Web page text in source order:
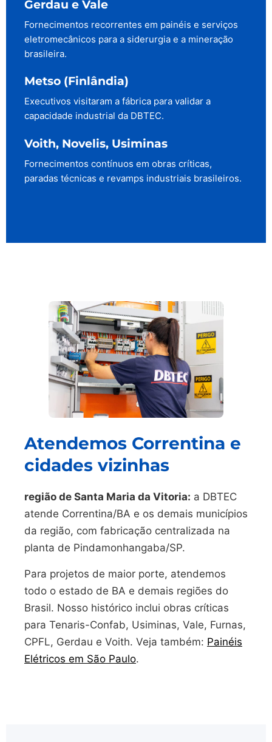
Gerdau e Vale
Fornecimentos recorrentes em painéis e serviços
eletromecânicos para a siderurgia e a mineração
brasileira.
Metso (Finlândia)
Executivos visitaram a fábrica para validar a
capacidade industrial da DBTEC.
Voith, Novelis, Usiminas
Fornecimentos contínuos em obras críticas,
paradas técnicas e revamps industriais brasileiros.
Atendemos Correntina e
cidades vizinhas
região de Santa Maria da Vitoria: a DBTEC
atende Correntina/BA e os demais municípios
da região, com fabricação centralizada na
planta de Pindamonhangaba/SP.
Para projetos de maior porte, atendemos
todo o estado de BA e demais regiões do
Brasil. Nosso histórico inclui obras críticas
para Tenaris-Confab, Usiminas, Vale, Furnas,
CPFL, Gerdau e Voith. Veja também: Painéis
Elétricos em São Paulo.